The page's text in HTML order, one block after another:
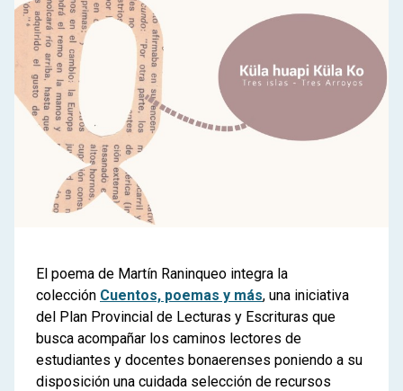
El poema de Martín Raninqueo integra la
colección Cuentos, poemas y más, una iniciativa
del Plan Provincial de Lecturas y Escrituras que
busca acompañar los caminos lectores de
estudiantes y docentes bonaerenses poniendo a su
disposición una cuidada selección de recursos